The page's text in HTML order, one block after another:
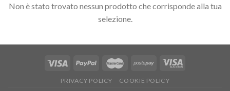
Non è stato trovato nessun prodotto che corrisponde alla tua
selezione.
PRIVACY POLICY COOKIE POLICY